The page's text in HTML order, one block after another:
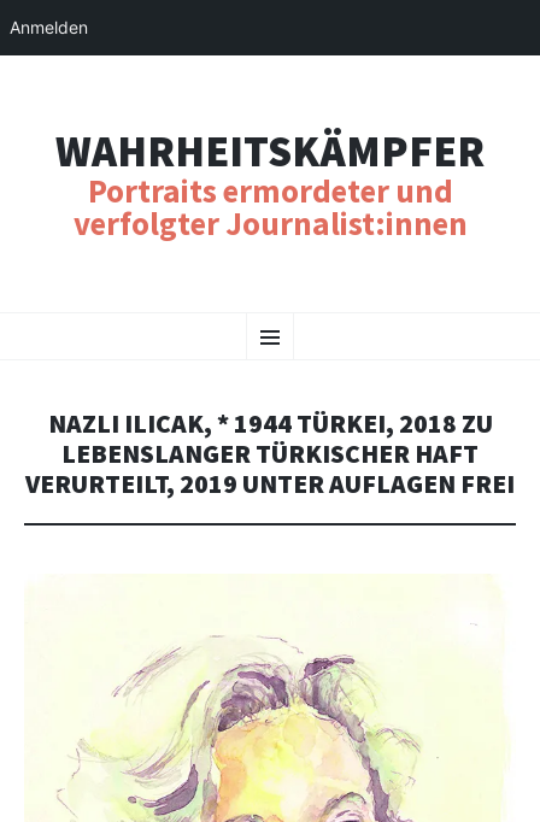
WAHRHEITSKÄMPFER
Portraits ermordeter und
verfolgter Journalist:innen
Menu
TO
NAZLI ILICAK, * 1944 TÜRKEI, 2018 ZU
LEBENSLANGER TÜRKISCHER HAFT
VERURTEILT, 2019 UNTER AUFLAGEN FREI
Anmelden